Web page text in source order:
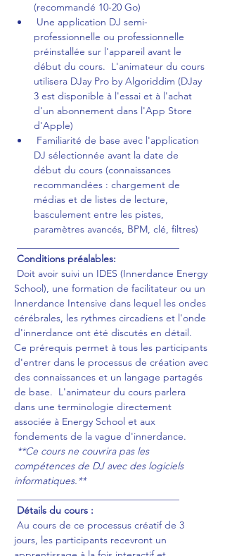
(recommandé 10-20 Go)
professionnelle ou professionnelle
préinstallée sur l'appareil avant le
début du cours.  L'animateur du cours
utilisera DJay Pro by Algoriddim (DJay
3 est disponible à l'essai et à l'achat
d'un abonnement dans l'App Store
d'Apple)
DJ sélectionnée avant la date de
début du cours (connaissances
recommandées : chargement de
médias et de listes de lecture,
basculement entre les pistes,
paramètres avancés, BPM, clé, filtres)
Conditions préalables:
School), une formation de facilitateur ou un
Innerdance Intensive dans lequel les ondes
cérébrales, les rythmes circadiens et l'onde
d'innerdance ont été discutés en détail.
Ce prérequis permet à tous les participants
d'entrer dans le processus de création avec
des connaissances et un langage partagés
de base.  L'animateur du cours parlera
dans une terminologie directement
associée à Energy School et aux
fondements de la vague d'innerdance.
**Ce cours ne couvrira pas les
compétences de DJ avec des logiciels
informatiques.**
Détails du cours :
jours, les participants recevront un